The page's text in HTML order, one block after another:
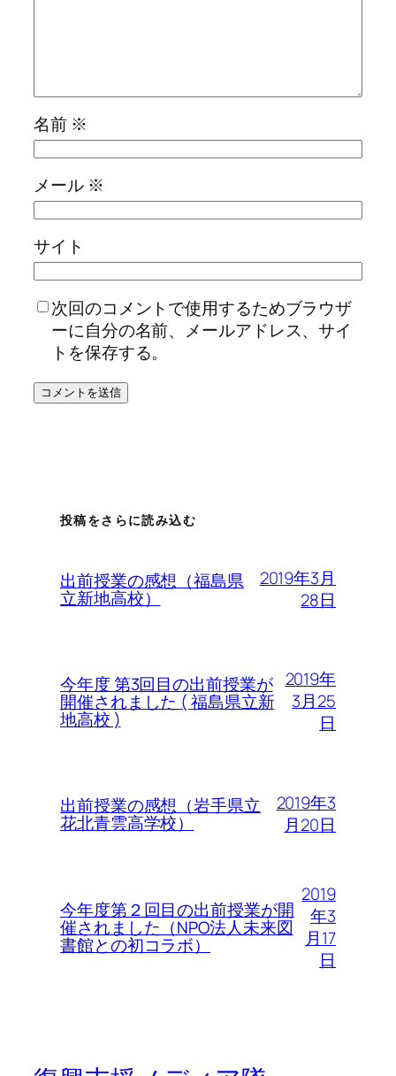
名前 ※
メール ※
サイト
次回のコメントで使用するためブラウザ
ーに自分の名前、メールアドレス、サイ
トを保存する。
投稿をさらに読み込む
出前授業の感想（福島県
立新地高校）
2019年3月
28日
今年度 第3回目の出前授業が
開催されました ( 福島県立新
地高校 )
2019年
3月25
日
出前授業の感想（岩手県立
花北青雲高学校）
2019年3
月20日
今年度第２回目の出前授業が開
催されました（NPO法人未来図
書館との初コラボ）
2019
年3
月17
日